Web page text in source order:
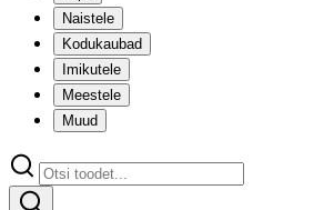
Naistele
Kodukaubad
Imikutele
Meestele
Muud